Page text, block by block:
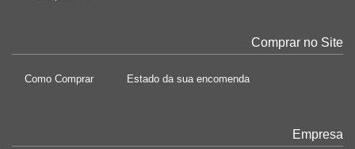
Comprar no Site
Como Comprar Estado da sua encomenda
Empresa